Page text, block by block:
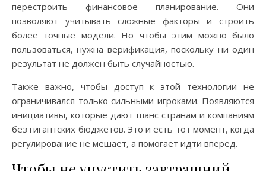
перестроить финансовое планирование. Они
позволяют учитывать сложные факторы и строить
более точные модели. Но чтобы этим можно было
пользоваться, нужна верификация, поскольку ни один
результат не должен быть случайностью.
Также важно, чтобы доступ к этой технологии не
ограничивался только сильными игроками. Появляются
инициативы, которые дают шанс странам и компаниям
без гигантских бюджетов. Это и есть тот момент, когда
регулирование не мешает, а помогает идти вперёд.